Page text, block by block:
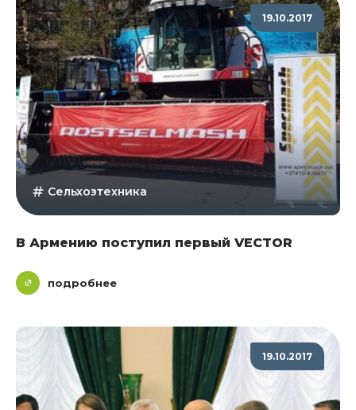
19.10.2017
Сельхозтехника
В Армению поступил первый VECTOR
подробнее
19.10.2017